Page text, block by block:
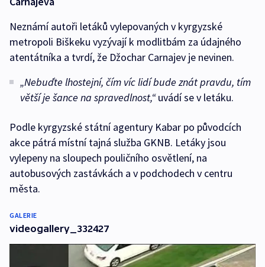
Neznámí autoři letáků vylepovaných v kyrgyzské
metropoli Biškeku vyzývají k modlitbám za údajného
atentátníka a tvrdí, že Džochar Carnajev je nevinen.
„Nebuďte lhostejní, čím víc lidí bude znát pravdu, tím
větší je šance na spravedlnost,“uvádí se v letáku.
Podle kyrgyzské státní agentury Kabar po původcích
akce pátrá místní tajná služba GKNB. Letáky jsou
vylepeny na sloupech pouličního osvětlení, na
autobusových zastávkách a v podchodech v centru
města.
GALERIE
videogallery_332427